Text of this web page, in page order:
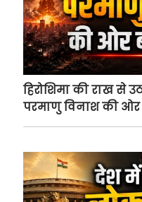
हिरोशिमा की राख से
परमाणु विनाश की ओर